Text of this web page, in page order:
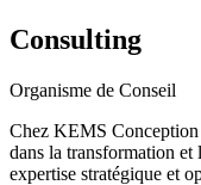
Consulting
Organisme de Conseil
Chez KEMS
dans la transformation et
expertise stratégique et